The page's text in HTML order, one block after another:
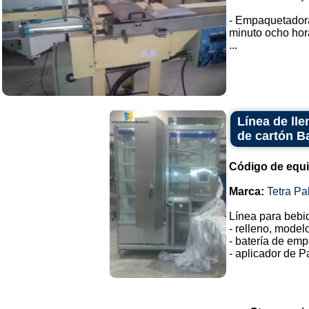
-
minuto ocho
...
Línea de
de cartón
Código de
Marca: Tetra
Línea para
- relleno,
- batería de
- aplicador de